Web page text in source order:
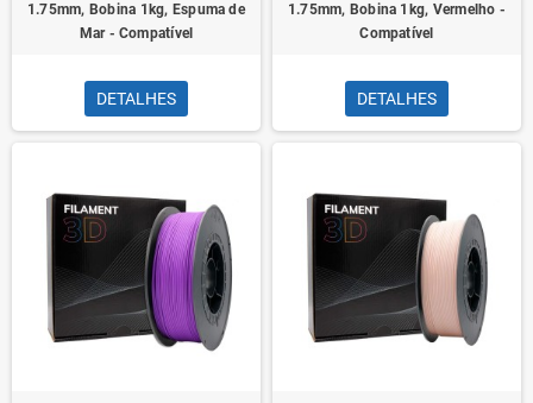
1.75mm, Bobina 1kg, Espuma de
Mar - Compatível
DETALHES
1.75mm, Bobina 1kg, Vermelho -
Compatível
DETALHES